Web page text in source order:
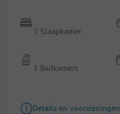
2 Slaapkamer
1 Badkamers
Details en voorzieningen